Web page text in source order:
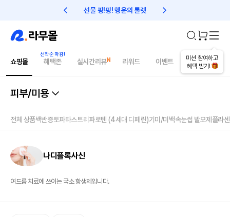
선물 팡!팡! 행운의 룰렛 친구초대 1만원 리워드!
미션 참여하고
혜택 받기!
쇼핑몰 혜택존 실시간리뷰 리워드 이벤트 건강매거진
피부/미용
전체 상품백반증토파타스트리파로텐 (4세대 디페린)기미/미백속눈썹 발모제 플라
나디플록사신
여드름 치료에 쓰이는 국소 항생제입니다.